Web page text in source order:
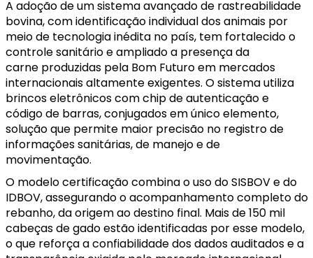
A adoção de um sistema avançado de rastreabilidade
bovina, com identificação individual dos animais por
meio de tecnologia inédita no país, tem fortalecido o
controle sanitário e ampliado a presença da
carne produzidas pela Bom Futuro em mercados
internacionais altamente exigentes. O sistema utiliza
brincos eletrônicos com chip de autenticação e
código de barras, conjugados em único elemento,
solução que permite maior precisão no registro de
informações sanitárias, de manejo e de
movimentação.
O modelo certificação combina o uso do SISBOV e do
IDBOV, assegurando o acompanhamento completo do
rebanho, da origem ao destino final. Mais de 150 mil
cabeças de gado estão identificadas por esse modelo,
o que reforça a confiabilidade dos dados auditados e a